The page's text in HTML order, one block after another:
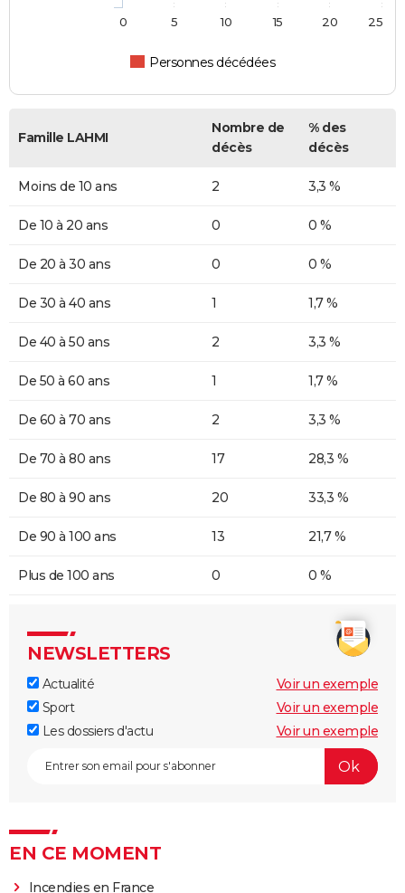
Personnes décédées
0 5 10 15 20 25
Famille LAHMI
Nombre de
décès
% des
décès
Moins de 10 ans 2 3,3 %
De 10 à 20 ans 0 0 %
De 20 à 30 ans 0 0 %
De 30 à 40 ans 1 1,7 %
De 40 à 50 ans 2 3,3 %
De 50 à 60 ans 1 1,7 %
De 60 à 70 ans 2 3,3 %
De 70 à 80 ans 17 28,3 %
De 80 à 90 ans 20 33,3 %
De 90 à 100 ans 13 21,7 %
Plus de 100 ans 0 0 %
NEWSLETTERS
Actualité
Voir un exemple
Sport
Voir un exemple
Les dossiers d'actu
Voir un exemple
EN CE MOMENT
Incendies en France